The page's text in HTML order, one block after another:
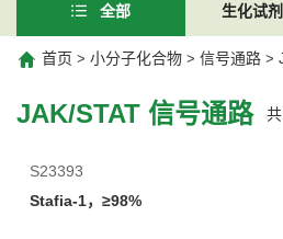
全部 生化试剂
首页 > 小分子化合物 > 信号通路 >
JAK/STAT 信号通路 共
S23393
Stafia-1，≥98%